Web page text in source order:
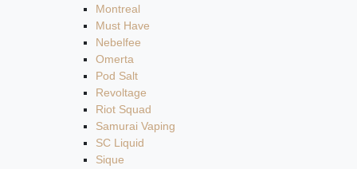
Montreal
Must Have
Nebelfee
Omerta
Pod Salt
Revoltage
Riot Squad
Samurai Vaping
SC Liquid
Sique